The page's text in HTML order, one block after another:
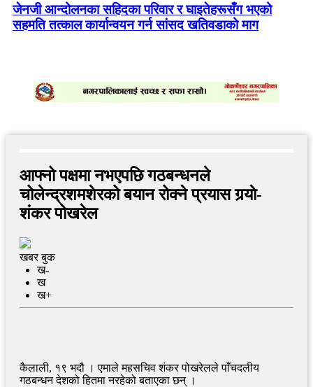
जेनजी आन्दोलनका सहिदका परिवार र घाइतेहरूसँग भएको
सहमति तत्काल कार्यान्वयन गर्न सांसद खतिवडाको माग
आफ्नो पक्षमा नभएपछि गठबन्धनले
चोलेन्द्रशमशेरको बयान रोक्ने प्रयास गर्‍याे-
शंकर पोखरेल
खबर बुक
ख-
ख
ख+
कैलाली, १९ भदौ । एमाले महसचिव शंकर पोखरेलले पाँचदलीय
गठबन्धन देशको हितमा नरहेको बताएका छन् ।